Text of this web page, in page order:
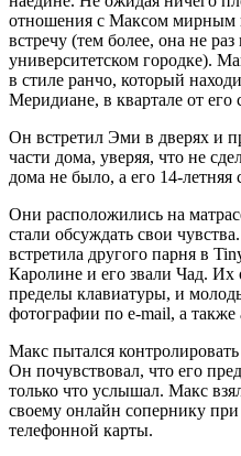
отношения с Максом мирным
встречу (тем более, она не
университетском городке).
в стиле ранчо, который
Меридиане, в квартале от его
Он встретил Эми в дверях и
части дома, уверяя, что не
дома не было, а его 14-летняя
Они расположились на
стали обсуждать свои
встретила другого парня в
Каролине и его звали Чад.
пределы клавиатуры, и
фотографии по e-mail, а
Макс пытался
Он почувствовал, что его
только что услышал. Макс
своему онлайн сопернику
телефонной карты.